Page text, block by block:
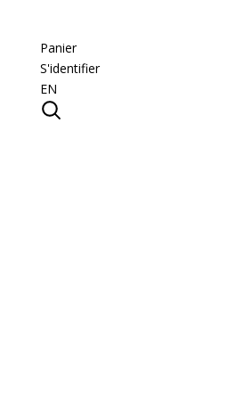
Panier
S'identifier
EN